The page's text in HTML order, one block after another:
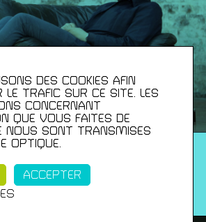
PAS"
curatrice - BPS22 Musée de la
/ NEW SPACE - LIÈGE
DES COOKIES AFIN
LE TRAFIC SUR CE SITE. LES
CONCERNANT
QUE VOUS FAITES DE
NOUS SONT TRANSMISES
OPTIQUE.
ACCEPTER